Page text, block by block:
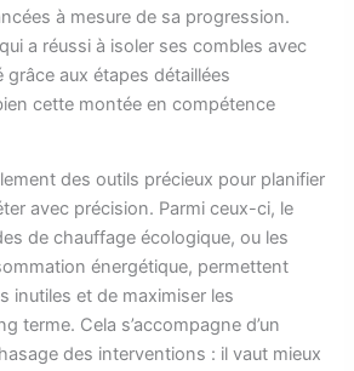
à mesure de sa progression.
a réussi à isoler ses combles avec
aux étapes détaillées
cette montée en compétence
des outils précieux pour planifier
avec précision. Parmi ceux-ci, le
de chauffage écologique, ou les
énergétique, permettent
inutiles et de maximiser les
terme. Cela s’accompagne d’un
des interventions : il vaut mieux